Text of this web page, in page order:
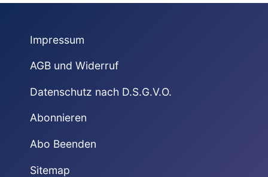
Impressum
AGB und Widerruf
Datenschutz nach D.S.G.V.O.
Abonnieren
Abo Beenden
Sitemap